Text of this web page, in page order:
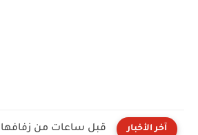
آخر الأخبار